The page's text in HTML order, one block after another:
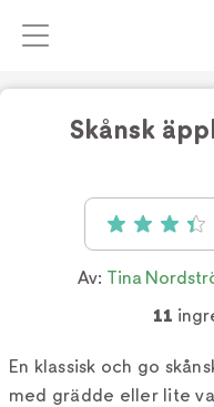
Skånsk
Betyg: 3.4 av
Av: Tina
11
En klassisk och go
med grädde eller lite